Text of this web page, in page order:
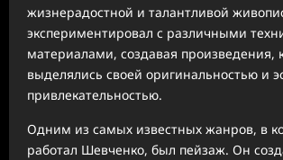
жизнерадостной и талантливой
экспериментировал с различными
материалами, создавая произведения,
выделялись своей оригинальностью и
привлекательностью.
Одним из самых известных жанров, в
работал Шевченко, был пейзаж. Он